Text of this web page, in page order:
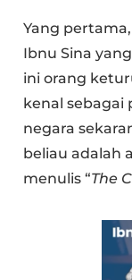
Yang
Ibnu Sina
ini orang
kenal sebagai
negara
beliau adalah
menulis “The